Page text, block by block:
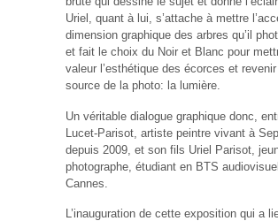
Uriel, quant à lui, s’attache à mettre
dimension graphique des arbres qu’il
et fait le choix du Noir et Blanc pour
valeur l’esthétique des écorces et
source de la photo: la lumière.
Un véritable dialogue graphique donc,
Lucet-Parisot, artiste peintre vivant à
depuis 2009, et son fils Uriel Parisot,
photographe, étudiant en BTS
Cannes.
L’inauguration de cette exposition qui a